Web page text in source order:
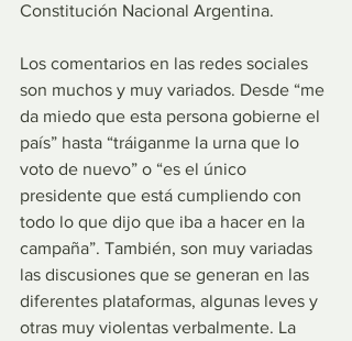
Constitución Nacional Argentina.
Los comentarios en las redes sociales
son muchos y muy variados. Desde “me
da miedo que esta persona gobierne el
país” hasta “tráiganme la urna que lo
voto de nuevo” o “es el único
presidente que está cumpliendo con
todo lo que dijo que iba a hacer en la
campaña”. También, son muy variadas
las discusiones que se generan en las
diferentes plataformas, algunas leves y
otras muy violentas verbalmente. La